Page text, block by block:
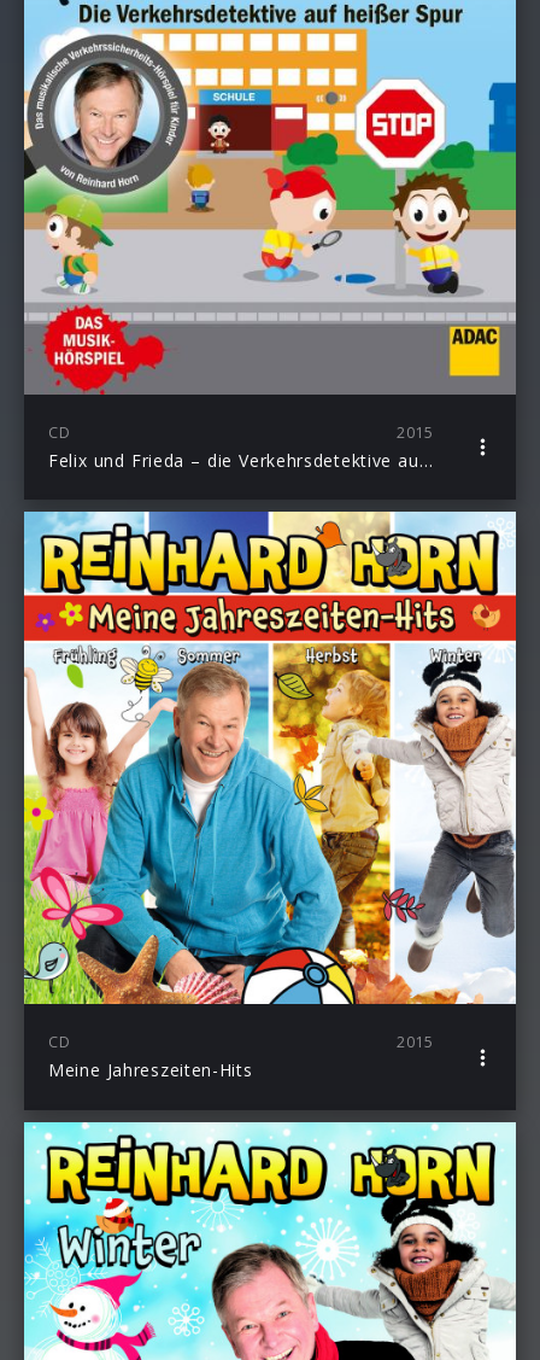
CD 2015
Felix und Frieda – die Verkehrsdetektive auf heißer Spur
CD 2015
Meine Jahreszeiten-Hits